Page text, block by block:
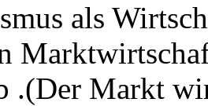
als
.(Der Markt